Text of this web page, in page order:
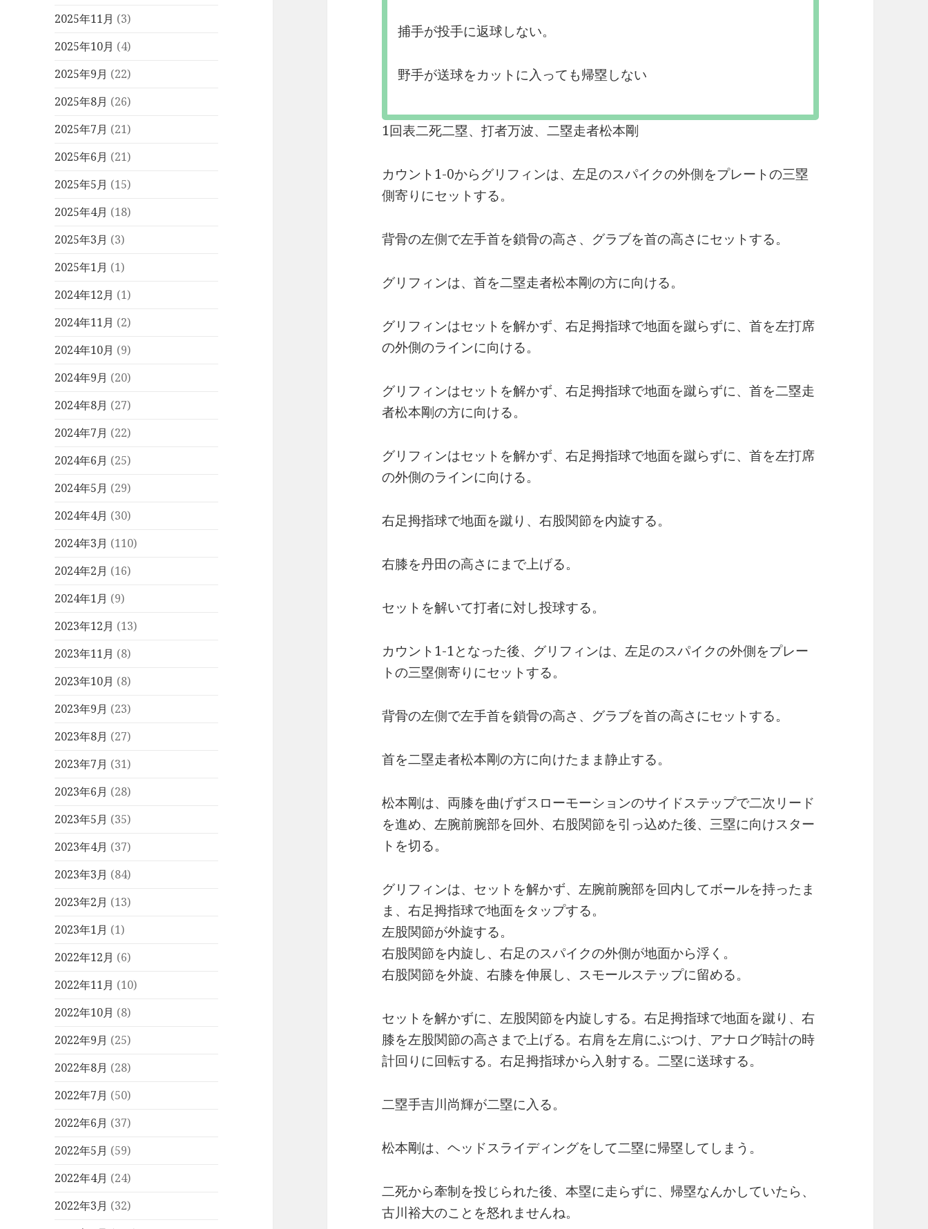
2025年11月 (3)
2025年10月 (4)
2025年9月 (22)
2025年8月 (26)
2025年7月 (21)
2025年6月 (21)
2025年5月 (15)
2025年4月 (18)
2025年3月 (3)
2025年1月 (1)
2024年12月 (1)
2024年11月 (2)
2024年10月 (9)
2024年9月 (20)
2024年8月 (27)
2024年7月 (22)
2024年6月 (25)
2024年5月 (29)
2024年4月 (30)
2024年3月 (110)
2024年2月 (16)
2024年1月 (9)
2023年12月 (13)
2023年11月 (8)
2023年10月 (8)
2023年9月 (23)
2023年8月 (27)
2023年7月 (31)
2023年6月 (28)
2023年5月 (35)
2023年4月 (37)
2023年3月 (84)
2023年2月 (13)
2023年1月 (1)
2022年12月 (6)
2022年11月 (10)
2022年10月 (8)
2022年9月 (25)
2022年8月 (28)
2022年7月 (50)
2022年6月 (37)
2022年5月 (59)
2022年4月 (24)
2022年3月 (32)
捕手が投手に返球しない。
野手が送球をカットに入っても帰塁しない
1回表二死二塁、打者万波、二塁走者松本剛
カウント1-0からグリフィンは、左足のスパイクの外側をプレートの三塁
側寄りにセットする。
背骨の左側で左手首を鎖骨の高さ、グラブを首の高さにセットする。
グリフィンは、首を二塁走者松本剛の方に向ける。
グリフィンはセットを解かず、右足拇指球で地面を蹴らずに、首を左打席
の外側のラインに向ける。
グリフィンはセットを解かず、右足拇指球で地面を蹴らずに、首を二塁走
者松本剛の方に向ける。
グリフィンはセットを解かず、右足拇指球で地面を蹴らずに、首を左打席
の外側のラインに向ける。
右足拇指球で地面を蹴り、右股関節を内旋する。
右膝を丹田の高さにまで上げる。
セットを解いて打者に対し投球する。
カウント1-1となった後、グリフィンは、左足のスパイクの外側をプレー
トの三塁側寄りにセットする。
背骨の左側で左手首を鎖骨の高さ、グラブを首の高さにセットする。
首を二塁走者松本剛の方に向けたまま静止する。
松本剛は、両膝を曲げずスローモーションのサイドステップで二次リード
を進め、左腕前腕部を回外、右股関節を引っ込めた後、三塁に向けスター
トを切る。
グリフィンは、セットを解かず、左腕前腕部を回内してボールを持ったま
ま、右足拇指球で地面をタップする。
左股関節が外旋する。
右股関節を内旋し、右足のスパイクの外側が地面から浮く。
右股関節を外旋、右膝を伸展し、スモールステップに留める。
セットを解かずに、左股関節を内旋しする。右足拇指球で地面を蹴り、右
膝を左股関節の高さまで上げる。右肩を左肩にぶつけ、アナログ時計の時
計回りに回転する。右足拇指球から入射する。二塁に送球する。
二塁手吉川尚輝が二塁に入る。
松本剛は、ヘッドスライディングをして二塁に帰塁してしまう。
二死から牽制を投じられた後、本塁に走らずに、帰塁なんかしていたら、
古川裕大のことを怒れませんね。